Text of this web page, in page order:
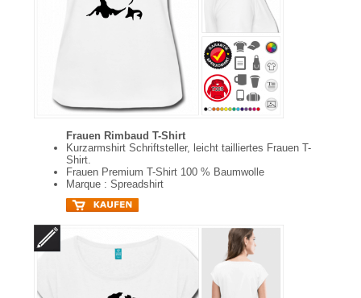
Frauen Rimbaud T-Shirt
Kurzarmshirt Schriftsteller, leicht tailliertes Frauen T-
Shirt.
Frauen Premium T-Shirt 100 % Baumwolle
Marque : Spreadshirt